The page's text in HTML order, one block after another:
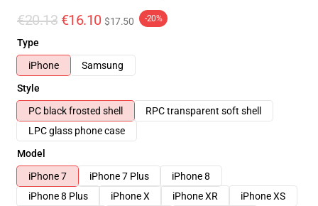
€20.13 €16.10 $17.50 -20%
Type
iPhone
Samsung
Style
PC black frosted shell
RPC transparent soft shell
LPC glass phone case
Model
iPhone 7
iPhone 7 Plus
iPhone 8
iPhone 8 Plus
iPhone X iPhone XR
iPhone XS